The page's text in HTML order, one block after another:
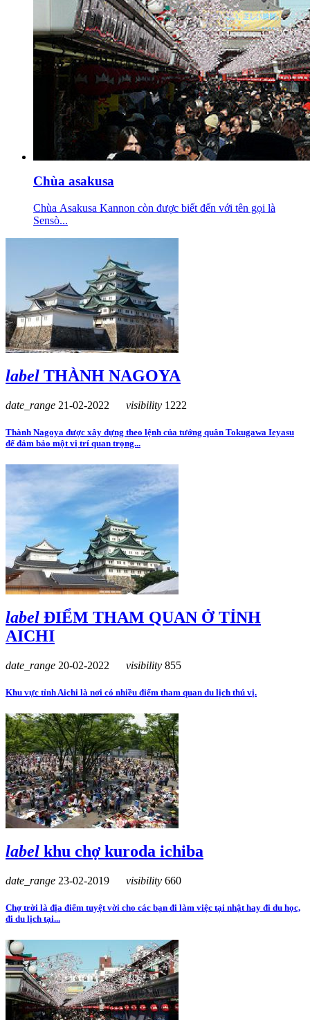
Chùa asakusa
Chùa Asakusa Kannon còn được biết đến với tên gọi là
Sensò...
label THÀNH NAGOYA
date_range 21-02-2022 visibility 1222
Thành Nagoya được xây dựng theo lệnh của tướng quân Tokugawa Ieyasu
để đảm bảo một vị trí quan trọng...
label ĐIỂM THAM QUAN Ở TỈNH
AICHI
date_range 20-02-2022 visibility 855
Khu vực tỉnh Aichi là nơi có nhiều điểm tham quan du lịch thú vị.
label khu chợ kuroda ichiba
date_range 23-02-2019 visibility 660
Chợ trời là địa điểm tuyệt vời cho các bạn đi làm việc tại nhật hay đi du học,
đi du lịch tại...